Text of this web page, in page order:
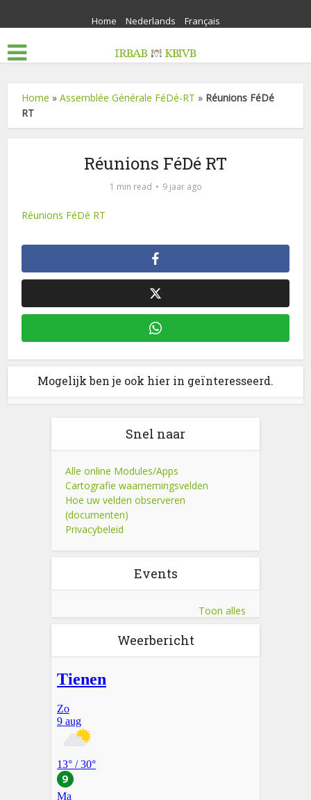
Home Nederlands Français
Home »Assemblée Générale FéDé-RT » Réunions FéDé
RT
Réunions FéDé RT
1 min read 9 jaar ago
Réunions FéDé RT
Mogelijk ben je ook hier in geïnteresseerd.
Snel naar
Alle online Modules/Apps
Cartografie waarnemingsvelden
Hoe uw velden observeren
(documenten)
Privacybeleid
Events
Toon alles
Weerbericht